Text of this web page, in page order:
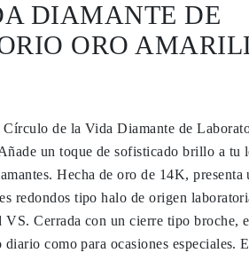
DIAMANTE DE
ORO
Círculo de la Vida Diamante de
un toque de sofisticado brillo a tu
Hecha de oro de 14K, presenta
redondos tipo halo de origen
Cerrada con un cierre tipo broche,
como para ocasiones especiales.